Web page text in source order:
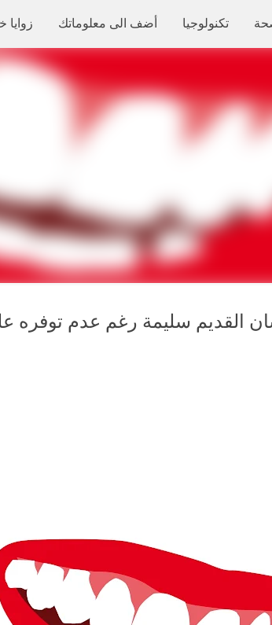
التخطي إلى تكنولوجيا أضف الى معلوماتك زوايا
القديم سليمة رغم عدم